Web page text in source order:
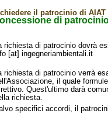
il patrocinio di AIAT
di
richiesta di patrocinio dovrà
[at] ingegneriambientali.it
richiesta di patrocinio verrà
il quale
Quest'ultimo darà
richiesta.
specifici accordi, il